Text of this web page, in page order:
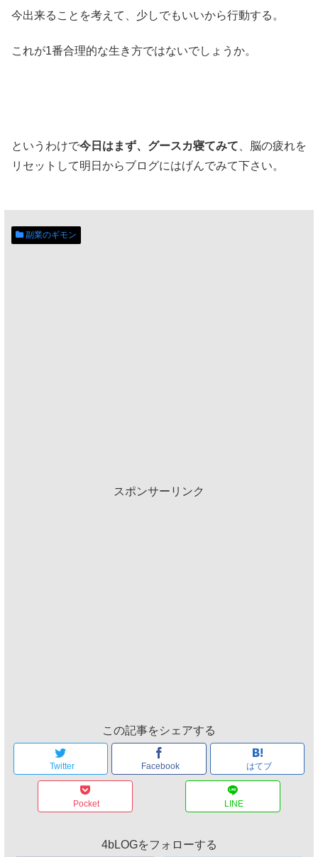
今出来ることを考えて、少しでもいいから行動する。
これが1番合理的な生き方ではないでしょうか。
というわけで今日はまず、グースカ寝てみて 、脳の疲れを
リセットして明日からブログにはげんでみて下さい。
副業のギモン
スポンサーリンク
この記事をシェアする
Twitter Facebook はてブ
Pocket LINE
4bLOGをフォローする